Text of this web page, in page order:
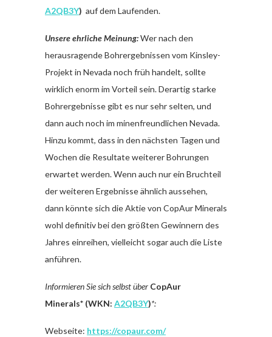
A2QB3Y) auf dem Laufenden.
Unsere ehrliche Meinung:Wer nach den
herausragende Bohrergebnissen vom Kinsley-
Projekt in Nevada noch früh handelt, sollte
wirklich enorm im Vorteil sein. Derartig starke
Bohrergebnisse gibt es nur sehr selten, und
dann auch noch im minenfreundlichen Nevada.
Hinzu kommt, dass in den nächsten Tagen und
Wochen die Resultate weiterer Bohrungen
erwartet werden. Wenn auch nur ein Bruchteil
der weiteren Ergebnisse ähnlich aussehen,
dann könnte sich die Aktie von CopAur Minerals
wohl definitiv bei den größten Gewinnern des
Jahres einreihen, vielleicht sogar auch die Liste
anführen.
Informieren Sie sich selbst über CopAur
Minerals* (WKN: A2QB3Y)*:
Webseite: https://copaur.com/